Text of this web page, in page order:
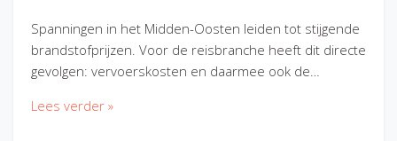
Spanningen in het Midden-Oosten leiden tot stijgende
brandstofprijzen. Voor de reisbranche heeft dit directe
gevolgen: vervoerskosten en daarmee ook de…
Lees verder »